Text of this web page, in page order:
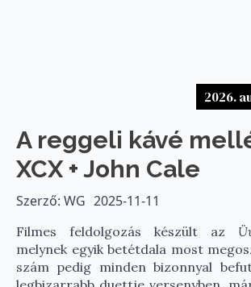
2026.
A reggeli kávé
XCX + John Cale
Szerző: WG 2025-11-11
Filmes feldolgozás készült az
melynek egyik betétdala most
szám pedig minden bizonnyal